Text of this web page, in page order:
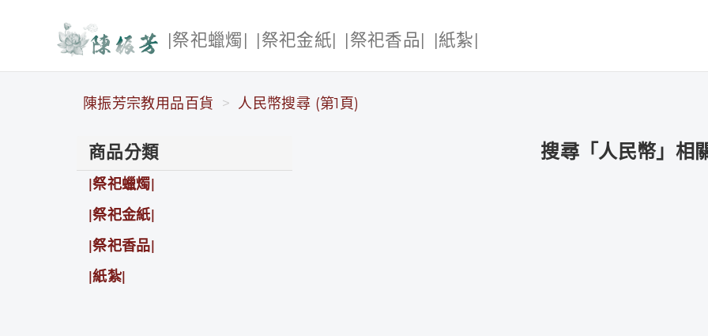
陳振芳宗教用品百貨
|祭祀蠟燭| |祭祀金紙| |祭祀香品| |紙紮|
陳振芳宗教用品百貨 人民幣搜尋 (第1頁)
商品分類
|祭祀蠟燭|
|祭祀金紙|
|祭祀香品|
|紙紮|
搜尋「人民幣」相